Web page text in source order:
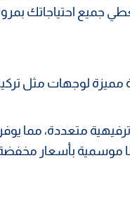
جميع احتياجاتك
لوجهات مثل
متعددة، مما
موسمية بأسعار مخفضة